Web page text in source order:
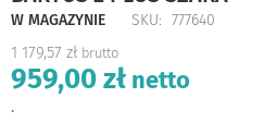
W MAGAZYNIE SKU 777640
1 179,57 zł
959,00 zł
.
beginning
the
images